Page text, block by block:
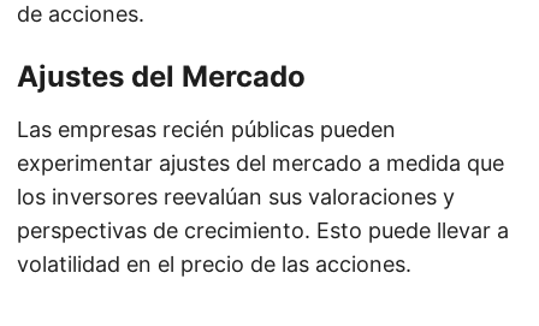
de acciones.
Ajustes del Mercado
Las empresas recién públicas pueden
experimentar ajustes del mercado a medida que
los inversores reevalúan sus valoraciones y
perspectivas de crecimiento. Esto puede llevar a
volatilidad en el precio de las acciones.